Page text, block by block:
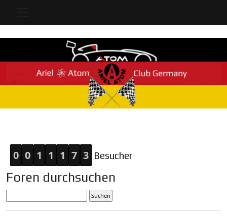
0 0 1 1 1 7 3 Besucher
Foren durchsuchen